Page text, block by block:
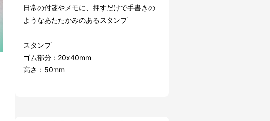
日常の付箋やメモに、押すだけで手書きの
ようなあたたかみのあるスタンプ
スタンプ
ゴム部分：20x40mm
高さ：50mm